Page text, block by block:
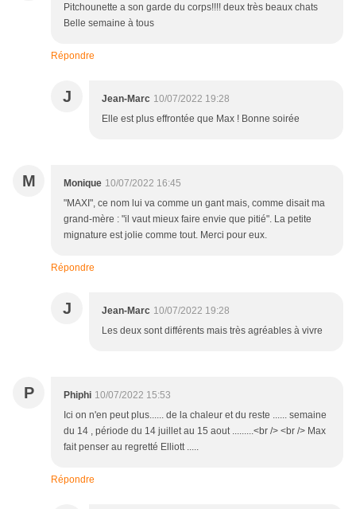
Pitchounette a son garde du corps!!!! deux très beaux chats
Belle semaine à tous
Répondre
J Jean-Marc 10/07/2022 19:28
Elle est plus effrontée que Max ! Bonne soirée
M Monique 10/07/2022 16:45
"MAXI", ce nom lui va comme un gant mais, comme disait ma
grand-mère : "il vaut mieux faire envie que pitié". La petite
mignature est jolie comme tout. Merci pour eux.
Répondre
J Jean-Marc 10/07/2022 19:28
Les deux sont différents mais très agréables à vivre
P Phiphi 10/07/2022 15:53
Ici on n'en peut plus...... de la chaleur et du reste ...... semaine
du 14 , période du 14 juillet au 15 aout .........<br /> <br /> Max
fait penser au regretté Elliott .....
Répondre